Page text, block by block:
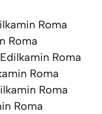
Roma
Roma
Roma
Roma
Roma
Roma